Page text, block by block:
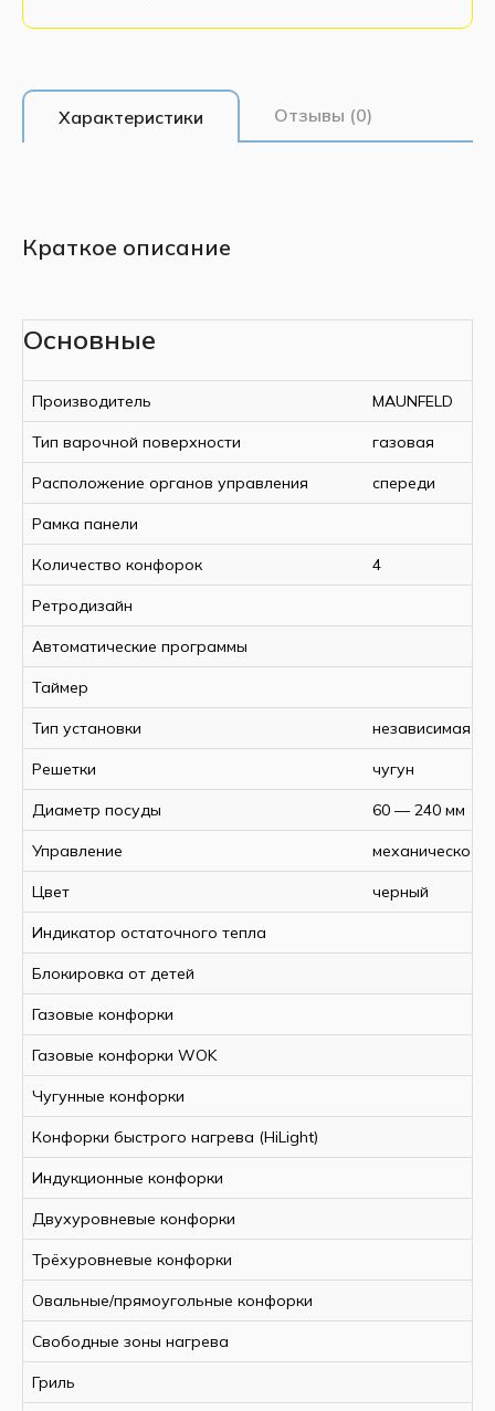
Характеристики Отзывы (0)
Краткое описание
Основные
Производитель MAUNFELD
Тип варочной поверхности газовая
Расположение органов управления спереди
Рамка панели
Количество конфорок 4
Ретродизайн
Автоматические программы
Таймер
Тип установки независимая
Решетки чугун
Диаметр посуды 60 — 240 мм
Управление механическое
Цвет черный
Индикатор остаточного тепла
Блокировка от детей
Газовые конфорки
Газовые конфорки WOK
Чугунные конфорки
Конфорки быстрого нагрева (HiLight)
Индукционные конфорки
Двухуровневые конфорки
Трёхуровневые конфорки
Овальные/прямоугольные конфорки
Свободные зоны нагрева
Гриль